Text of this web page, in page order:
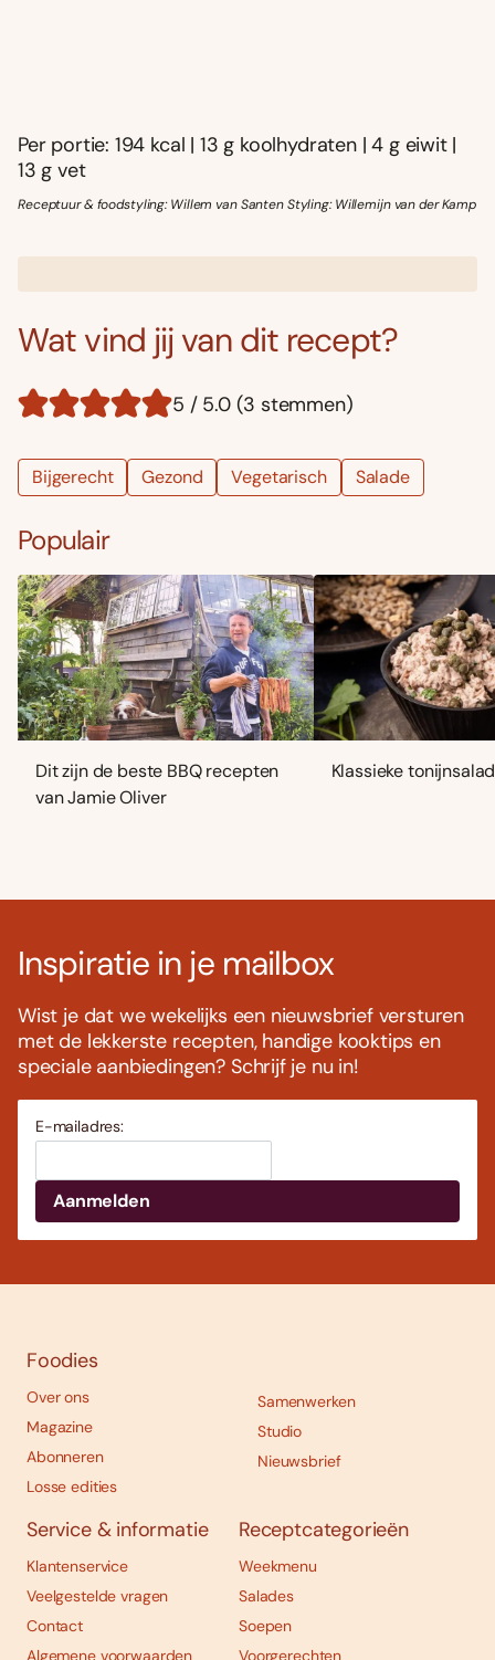
Per portie: 194 kcal | 13 g koolhydraten | 4 g eiwit |
13 g vet
Receptuur & foodstyling: Willem van Santen Styling: Willemijn van der Kamp
Wat vind jij van dit recept?
5 / 5.0 (3 stemmen)
Bijgerecht Gezond Vegetarisch Salade
Populair
Dit zijn de beste BBQ recepten
van Jamie Oliver
Klassieke
Inspiratie in je mailbox
Wist je dat we wekelijks een nieuwsbrief versturen
met de lekkerste recepten, handige kooktips en
speciale aanbiedingen? Schrijf je nu in!
E-mailadres:
Foodies
Over ons
Magazine
Abonneren
Losse edities
Samenwerken
Studio
Nieuwsbrief
Service & informatie
Klantenservice
Veelgestelde vragen
Contact
Algemene voorwaarden
Receptcategorieën
Weekmenu
Salades
Soepen
Voorgerechten